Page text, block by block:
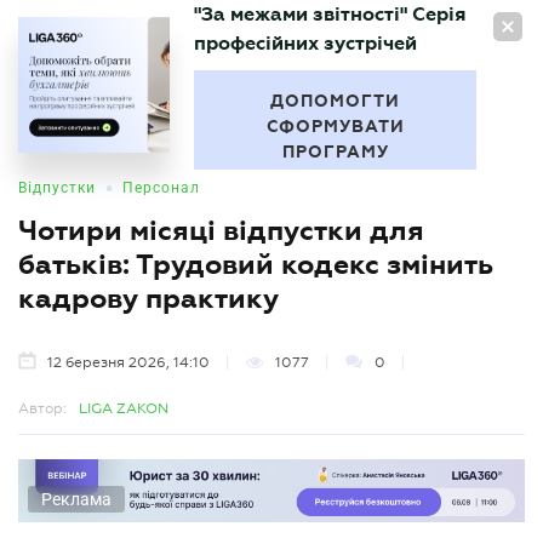
UA
БУХГАЛТЕР
"За межами звітності" Серія
професійних зустрічей
ДОПОМОГТИ
СФОРМУВАТИ
ПРОГРАМУ
Відпустки • Персонал
Чотири місяці відпустки для
батьків: Трудовий кодекс змінить
кадрову практику
12 березня 2026, 14:10 1077 0
Автор: LIGA ZAKON
Реклама